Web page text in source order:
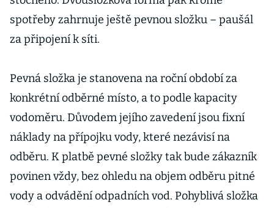
spotřeby zahrnuje ještě pevnou složku – paušál
za připojení k síti.
Pevná složka je stanovena na roční období za
konkrétní odběrné místo, a to podle kapacity
vodoměru. Důvodem jejího zavedení jsou fixní
náklady na přípojku vody, které nezávisí na
odběru. K platbě pevné složky tak bude zákazník
povinen vždy, bez ohledu na objem odběru pitné
vody a odvádění odpadních vod. Pohyblivá složka